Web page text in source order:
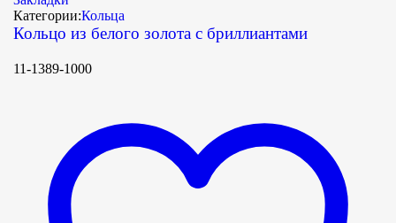
Категории:Кольца
Кольцо из белого золота с бриллиантами
11-1389-1000